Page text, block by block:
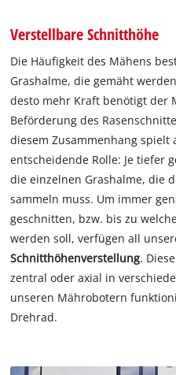
Verstellbare Schnitthöhe
Die Häufigkeit des Mähens
Grashalme, die gemäht
desto mehr Kraft benötigt der
Beförderung des
diesem Zusammenhang spielt
entscheidende Rolle: Je tiefer
die einzelnen Grashalme, die
sammeln muss. Um immer
geschnitten, bzw. bis zu
werden soll, verfügen all
Schnitthöhenverstellung.
zentral oder axial in
unseren Mährobotern
Drehrad.